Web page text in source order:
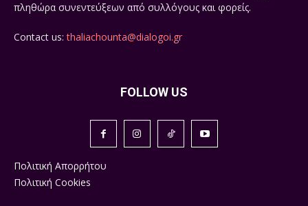
πληθώρα συνεντεύξεων από συλλόγους και φορείς.
Contact us:thaliachounta@dialogoi.gr
FOLLOW US
Πολιτική Απορρήτου
Πολιτική Cookies